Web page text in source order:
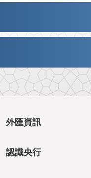
外匯資訊
認識央行